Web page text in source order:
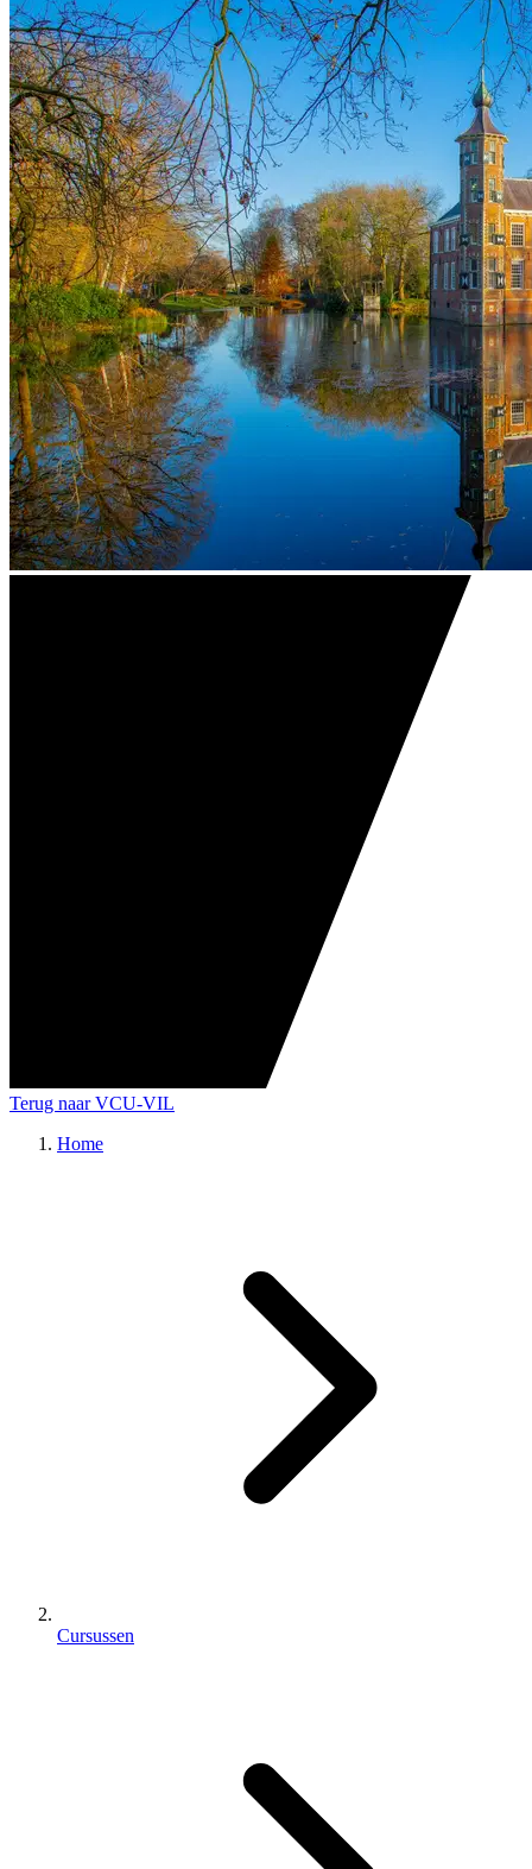
Terug naar VCU-VIL
Home
Cursussen